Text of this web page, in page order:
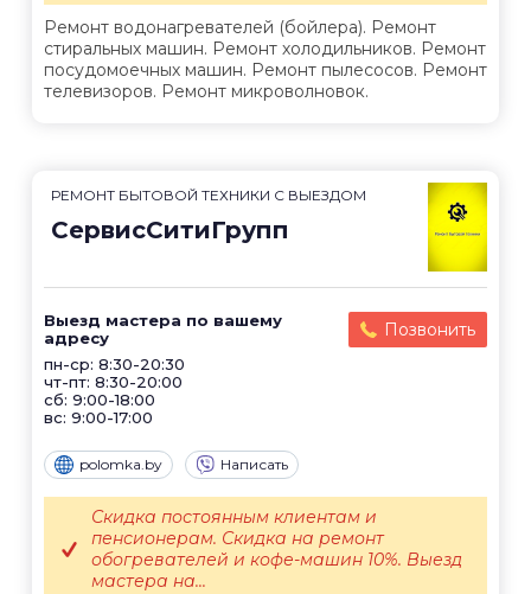
Ремонт водонагревателей (бойлера). Ремонт
стиральных машин. Ремонт холодильников. Ремонт
посудомоечных машин. Ремонт пылесосов. Ремонт
телевизоров. Ремонт микроволновок.
РЕМОНТ БЫТОВОЙ ТЕХНИКИ С ВЫЕЗДОМ
СервисСитиГрупп
Выезд мастера по вашему
адресу
пн-ср: 8:30-20:30
чт-пт: 8:30-20:00
сб: 9:00-18:00
вс: 9:00-17:00
Позвонить
polomka.by Написать
Скидка постоянным клиентам и
пенсионерам. Скидка на ремонт
обогревателей и кофе-машин 10%. Выезд
мастера на...